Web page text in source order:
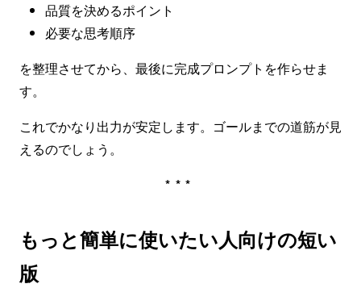
品質を決めるポイント
必要な思考順序
を整理させてから、最後に完成プロンプトを作らせま
す。
これでかなり出力が安定します。ゴールまでの道筋が見
えるのでしょう。
***
もっと簡単に使いたい人向けの短い
版